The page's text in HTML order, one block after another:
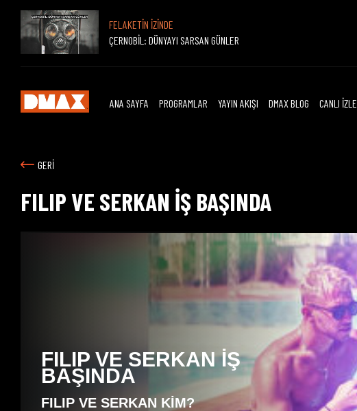
FELAKETİN İZİNDE
ÇERNOBİL: DÜNYAYI SARSAN GÜNLER
ANA SAYFA PROGRAMLAR YAYIN AKIŞI DMAX BLOG CANLI İZLE
GERİ
FILIP VE SERKAN İŞ BAŞINDA
FILIP VE SERKAN İŞ
BAŞINDA
FILIP VE SERKAN KİM?